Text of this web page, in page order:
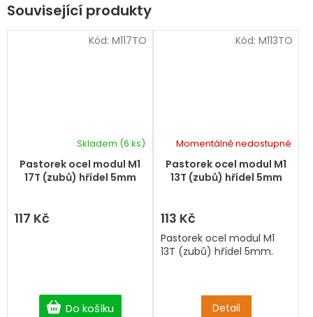
Související produkty
Pastorek ocel modul M1
17T (zubů) hřídel 5mm
Skladem (6 ks)
117 Kč
Do košíku
Kód: M117TO
Pastorek ocel modul M1
13T (zubů) hřídel 5mm
Momentálně nedostupné
113 Kč
Detail
Pastorek ocel modul M1
13T (zubů) hřídel 5mm.
Kód: M113TO